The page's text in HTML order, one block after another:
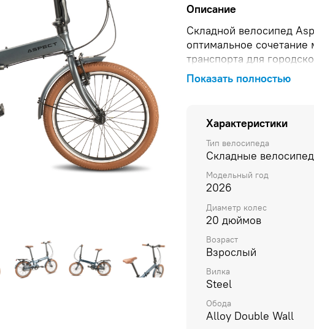
Описание
Складной велосипед
оптимальное сочетание
транспорта для
и компактные размеры
автобус, машину или
городской велосипед в
переноски вручную или
Конструкция рамы ALU
сплавов,
средства. Высокая
предпочтения каждого
колес, велосипед
преодолевать
мобильный и недорогой
комфортного
прекрасным решением.
Показать полностью
Характеристики
Тип велосипеда
Складные
Модельный год
2026
Диаметр колес
20 дюймов
Возраст
Взрослый
Вилка
Steel
Обода
Alloy Double Wall